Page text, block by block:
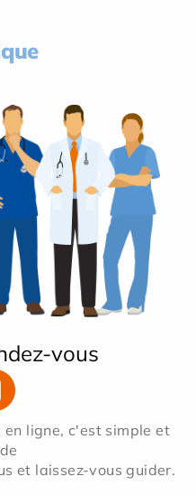
vous
en ligne, c'est simple et
et laissez-vous guider.